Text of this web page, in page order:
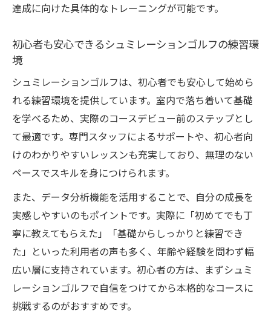
達成に向けた具体的なトレーニングが可能です。
初心者も安心できるシュミレーションゴルフの練習環
境
シュミレーションゴルフは、初心者でも安心して始めら
れる練習環境を提供しています。室内で落ち着いて基礎
を学べるため、実際のコースデビュー前のステップとし
て最適です。専門スタッフによるサポートや、初心者向
けのわかりやすいレッスンも充実しており、無理のない
ペースでスキルを身につけられます。
また、データ分析機能を活用することで、自分の成長を
実感しやすいのもポイントです。実際に「初めてでも丁
寧に教えてもらえた」「基礎からしっかりと練習でき
た」といった利用者の声も多く、年齢や経験を問わず幅
広い層に支持されています。初心者の方は、まずシュミ
レーションゴルフで自信をつけてから本格的なコースに
挑戦するのがおすすめです。